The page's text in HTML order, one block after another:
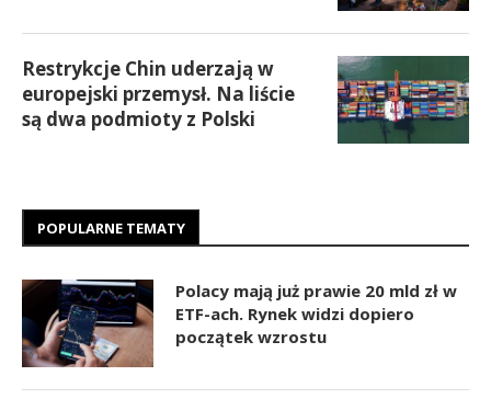
Restrykcje Chin uderzają w
europejski przemysł. Na liście
są dwa podmioty z Polski
POPULARNE TEMATY
Polacy mają już prawie 20 mld zł w
ETF-ach. Rynek widzi dopiero
początek wzrostu